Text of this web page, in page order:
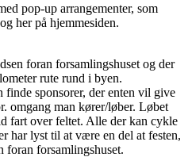
pop-up arrangementer, som
her på hjemmesiden.
foran forsamlingshuset og der
rute rund i byen.
sponsorer, der enten vil give
omgang man kører/løber. Løbet
fart over feltet. Alle der kan cykle
har lyst til at være en del at festen,
foran forsamlingshuset.